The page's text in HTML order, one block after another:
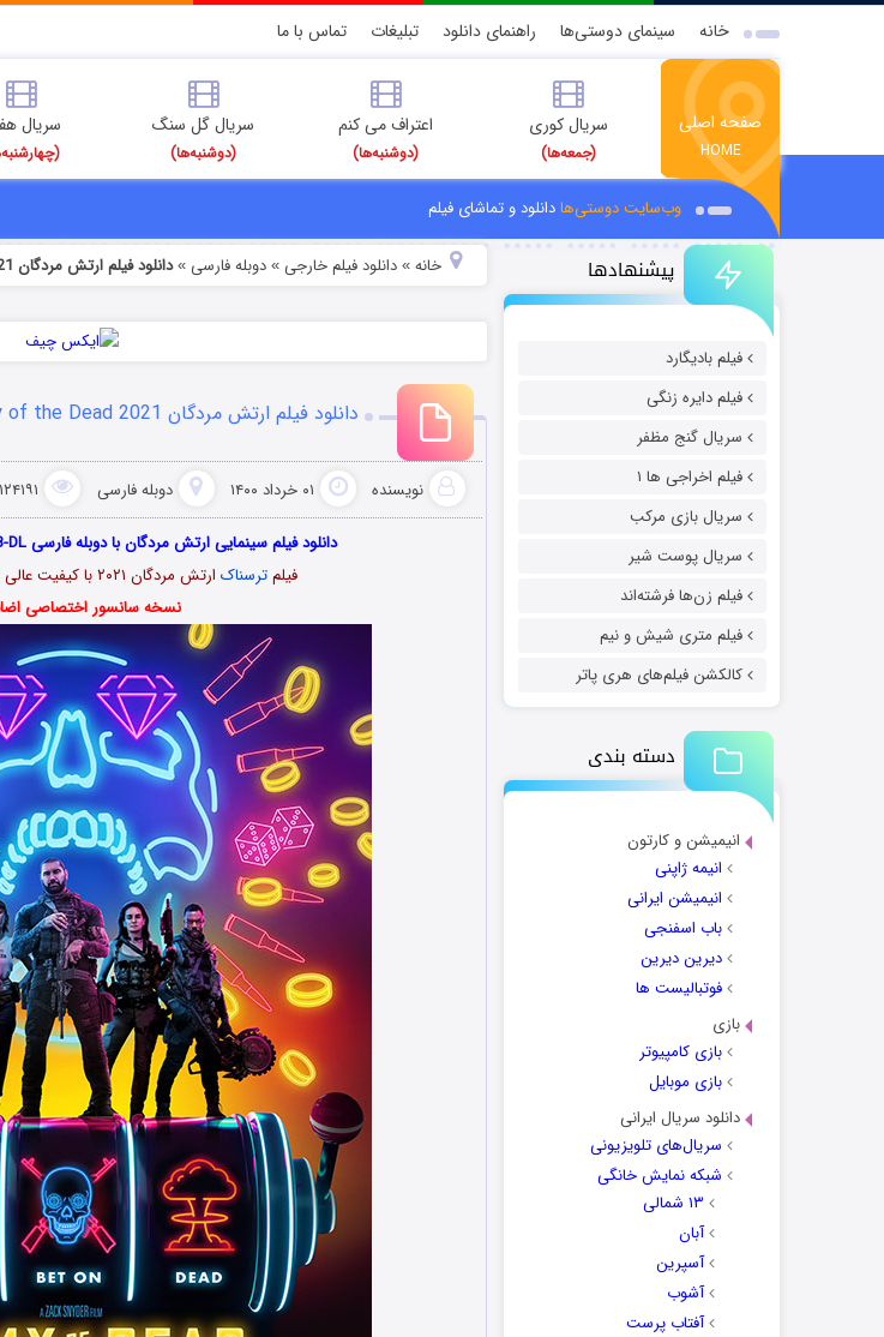
خانه سینمای دوستی‌ها راهنمای دانلود تبلیغات تماس با ما
صفحه اصلی
HOME
سریال کوری
(جمعه‌ها)
اعتراف می کنم
(دوشنبه‌ها)
سریال گل سنگ
(دوشنبه‌ها)
سریال
وب‌سایت دوستی‌هادانلود و تماشای فیلم
پیشنهادها
فیلم بادیگارد
فیلم دایره زنگی
سریال گنج مظفر
فیلم اخراجی ها ۱
سریال بازی مرکب
سریال پوست شیر
فیلم زن‌ها فرشته‌اند
فیلم متری شیش و نیم
کالکشن فیلم‌های هری پاتر
دسته بندی
انیمیشن و کارتون
انیمه ژاپنی
انیمیشن ایرانی
باب اسفنجی
دیرین دیرین
فوتبالیست ها
بازی
بازی کامپیوتر
بازی موبایل
دانلود سریال ایرانی
سریال‌های تلویزیونی
شبکه نمایش خانگی
۱۳ شمالی
آبان
آسپرین
آشوب
آفتاب پرست
خانه» دانلود فیلم خارجی » دوبله فارسی »دانلود فیلم ارتش مردگان Army of the Dead 2021
دانلود فیلم ارتش مردگان Army of the Dead 2021
نویسنده ۰۱ خرداد ۱۴۰۰ دوبله فارسی ۱۲۴۱۹۱ بازدید
دانلود فیلم سینمایی ارتش مردگان با دوبله فارسی Army of the Dead 2021 WEB-DL
فیلمترسناک ارتش مردگان ۲۰۲۱ با کیفیت عالی 1080p & 720p & 480p
نسخه سانسور اختصاصی